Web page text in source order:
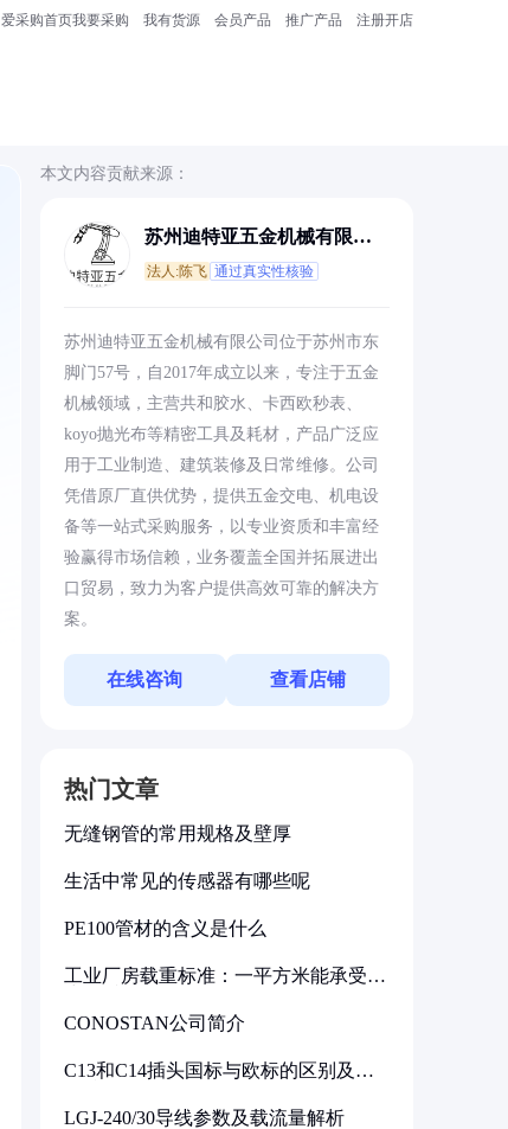
爱采购首页我要采购 我有货源 会员产品 推广产品 注册开店
本文内容贡献来源：
苏州迪特亚五金机械有限公
法人:陈飞 通过真实性核验
苏州迪特亚五金机械有限公司位于苏州市东
脚门57号，自2017年成立以来，专注于五金
机械领域，主营共和胶水、卡西欧秒表、
koyo抛光布等精密工具及耗材，产品广泛应
用于工业制造、建筑装修及日常维修。公司
凭借原厂直供优势，提供五金交电、机电设
备等一站式采购服务，以专业资质和丰富经
验赢得市场信赖，业务覆盖全国并拓展进出
口贸易，致力为客户提供高效可靠的解决方
案。
在线咨询 查看店铺
热门文章
无缝钢管的常用规格及壁厚
生活中常见的传感器有哪些呢
PE100管材的含义是什么
工业厂房载重标准：一平方米能承受多
CONOSTAN公司简介
C13和C14插头国标与欧标的区别及其
LGJ-240/30导线参数及载流量解析